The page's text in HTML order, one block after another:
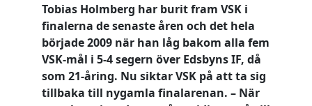
Tobias Holmberg har burit fram VSK i
finalerna de senaste åren och det hela
började 2009 när han låg bakom alla fem
VSK-mål i 5-4 segern över Edsbyns IF, då
som 21-åring. Nu siktar VSK på att ta sig
tillbaka till nygamla finalarenan. – När